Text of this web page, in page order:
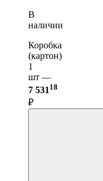
В
наличии
Коробка
(картон)
1
шт —
7 531 18
₽